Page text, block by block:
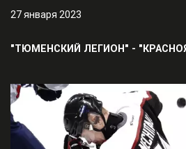
27 января 2023
"ТЮМЕНСКИЙ ЛЕГИОН" -